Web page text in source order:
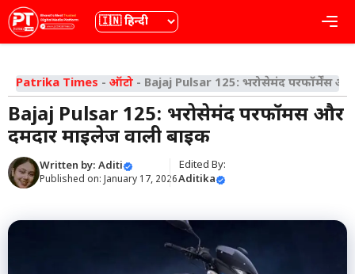
Skip
to
content
भाषा
Patrika Times - ऑटो - Bajaj Pulsar 125: भरोसेमंद परफॉर्मेंस
Bajaj Pulsar 125: भरोसेमंद परफॉर्मेंस और
दमदार माइलेज वाली बाइक
Written by: Aditi
Published on: January 17, 2026
Edited By:
Aditika